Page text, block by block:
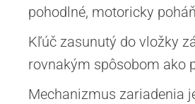
pohodlné, motoricky
Kľúč zasunutý do vložky
rovnakým spôsobom ako
Mechanizmus zariadenia